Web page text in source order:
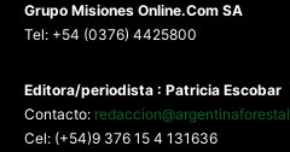
Grupo Misiones Online.Com SA
Tel: +54 (0376) 4425800
Editora/periodista : Patricia Escobar
Contacto:
Cel: (+54)9 376 15 4 131636